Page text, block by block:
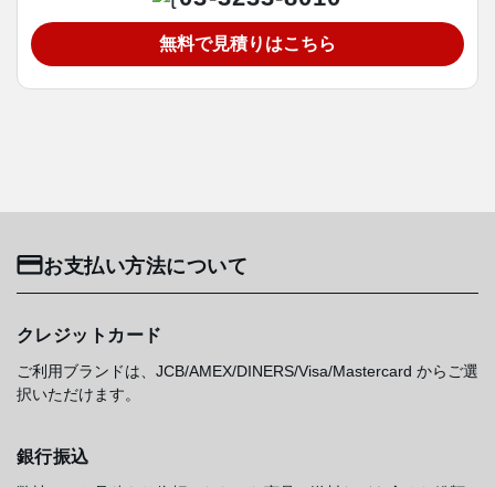
無料で見積りはこちら
お支払い方法について
クレジットカード
ご利用ブランドは、JCB/AMEX/DINERS/Visa/Mastercard からご選
択いただけます。
銀行振込